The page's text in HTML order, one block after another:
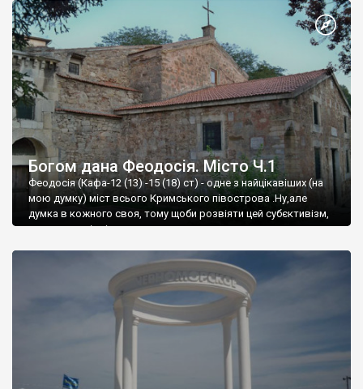
Богом дана Феодосія. Місто Ч.1
Феодосія (Кафа-12 (13) -15 (18) ст) - одне з найцікавіших (на
мою думку) міст всього Кримського півострова .Ну,але
думка в кожного своя, тому щоби розвіяти цей субєктивізм,
запрошую відвідати це